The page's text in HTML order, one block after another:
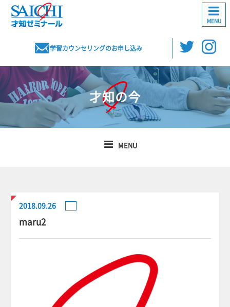
学習カウンセリングのお申し込み
MENU
才知の今
MENU
2018.09.26
maru2